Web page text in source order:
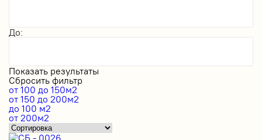
До:
Показать результаты
Сбросить фильтр
от 100 до 150м2
от 150 до 200м2
до 100 м2
от 200м2